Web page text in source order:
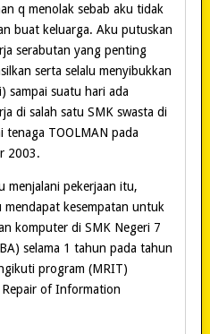
q menolak sebab aku tidak
buat keluarga. Aku putuskan
serabutan yang penting
serta selalu menyibukkan
sampai suatu hari ada
di salah satu SMK swasta di
tenaga TOOLMAN pada
2003.
menjalani pekerjaan itu,
mendapat kesempatan untuk
komputer di SMK Negeri 7
selama 1 tahun pada tahun
program (MRIT)
of Information